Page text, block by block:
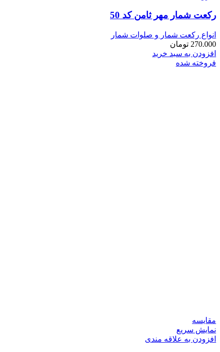
رکعت شمار مهر ثامن کد 50
انواع رکعت شمار و صلوات شمار
270.000 تومان
افزودن به سبد خرید
فروخته شده
مقايسه
نمایش سریع
افزودن به علاقه مندی